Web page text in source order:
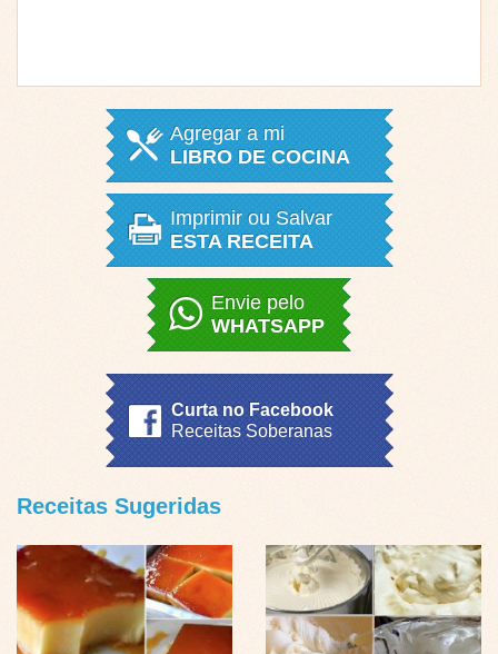
Agregar a mi
LIBRO DE COCINA
Imprimir ou Salvar
ESTA RECEITA
Envie pelo
WHATSAPP
Curta no Facebook
Receitas Soberanas
Receitas Sugeridas